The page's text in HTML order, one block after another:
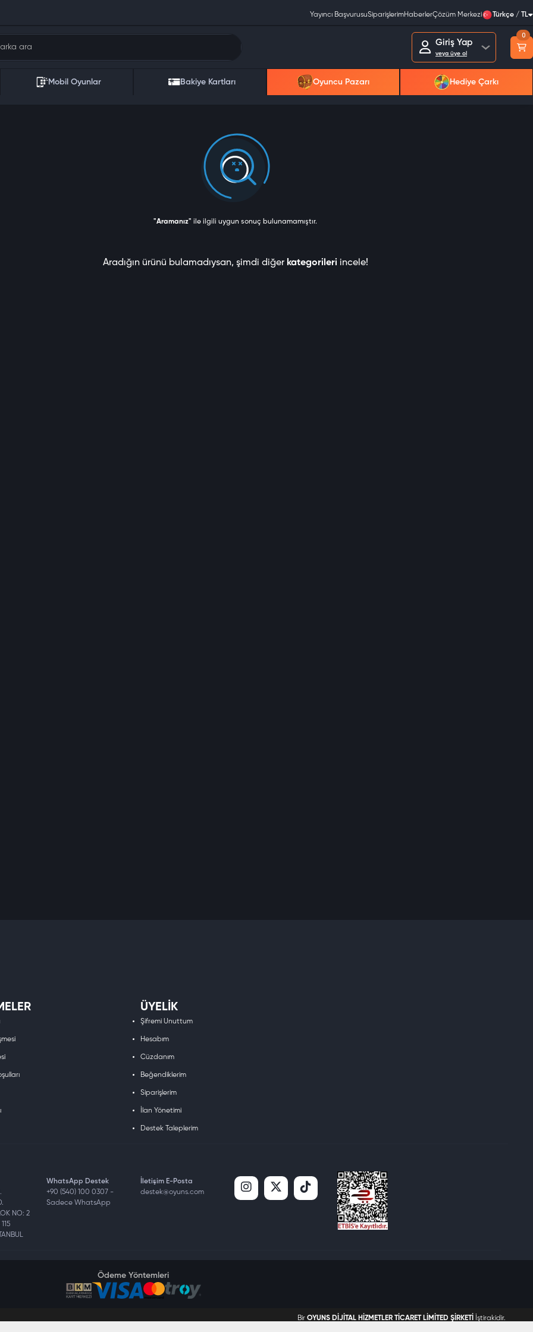
Yayıncı BaşvurusuSiparişlerimHaberlerÇözüm Merkezi Türkçe / TL
Giriş Yap
veya üye ol
0
Mobil Oyunlar Bakiye Kartları Oyuncu Pazarı Hediye Çarkı
"Aramanız" ile ilgili uygun sonuç bulunamamıştır.
Aradığın ürünü bulamadıysan, şimdi diğer kategorileri incele!
ÜYELIK
Şifremi Unuttum
Hesabım
Cüzdanım
Beğendiklerim
Siparişlerim
İlan Yönetimi
Destek Taleplerim
NO: 2
WhatsApp Destek
+90 (540) 100 0307 -
Sadece WhatsApp
İletişim E-Posta
destek@oyuns.com
Ödeme Yöntemleri
BirOYUNS DİJİTAL HİZMETLER TİCARET LİMİTED ŞİRKETİ İştirakidir.